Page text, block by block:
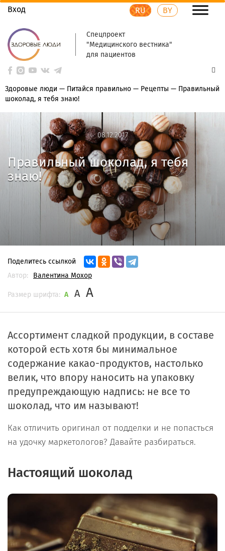
Вход RU BY
Спецпроект
"Медицинского вестника"
для пациентов
Здоровые люди — Питайся правильно — Рецепты — Правильный
шоколад, я тебя знаю!
08.12.2017
08.12.2017
Правильный шоколад, я тебя
знаю!
Поделитесь ссылкой
Автор:
Валентина Мохор
Размер шрифта: A A A
Ассортимент сладкой продукции, в составе
которой есть хотя бы минимальное
содержание какао-продуктов, настолько
велик, что впору наносить на упаковку
предупреждающую надпись: не все то
шоколад, что им называют!
Как отличить оригинал от подделки и не попасться
на удочку маркетологов? Давайте разбираться.
Настоящий шоколад